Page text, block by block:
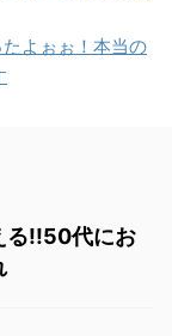
よぉぉ！本当の
る!!50代にお